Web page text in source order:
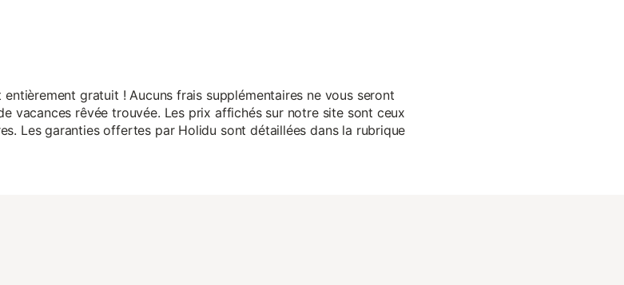
gratuit ! Aucuns frais supplémentaires ne vous seront
vacances rêvée trouvée. Les prix affichés sur notre site sont ceux
Les garanties offertes par Holidu sont détaillées dans la rubrique